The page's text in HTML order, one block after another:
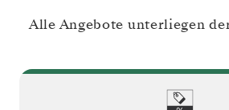
Alle Angebote unterliegen